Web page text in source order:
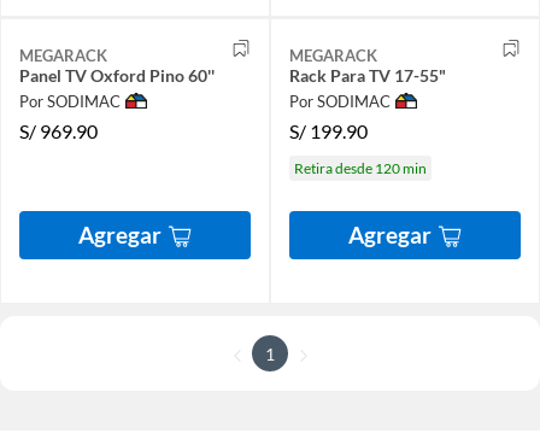
MEGARACK
Panel TV Oxford Pino 60''
Por SODIMAC
S/ 969.90
Agregar
MEGARACK
Rack Para TV 17-55"
Por SODIMAC
S/ 199.90
Retira desde 120 min
Agregar
1